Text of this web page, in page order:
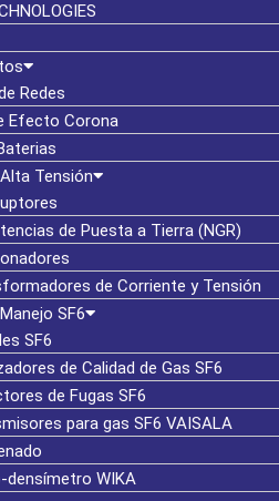
Redes
Efecto Corona
Tensión
de Puesta a Tierra (NGR)
de Corriente y Tensión
SF6
SF6
de Calidad de Gas SF6
de Fugas SF6
para gas SF6 VAISALA
densímetro WIKA